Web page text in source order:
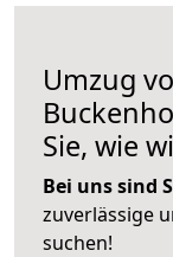
Umzug
Sie, wie
Bei uns sind
zuverlässige
suchen!